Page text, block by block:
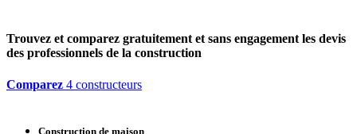
Trouvez et comparez gratuitement et sans engagement les devis
des professionnels de la construction
Comparez 4 constructeurs
Construction de maison